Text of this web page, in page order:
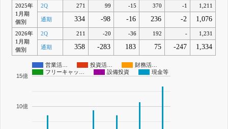
2025年
1月期
個別
2Q 271 99 -15 370 -1 1,211
通期 334 -98 -16 236 -2 1,076
2026年
1月期
個別
2Q 211 -20 -36 192 - 1,231
通期 358 -283 183 75 -247 1,334
営業活… 投資活…
財務活…
フリーキャッ…
設備投資 現金等
10億
15億